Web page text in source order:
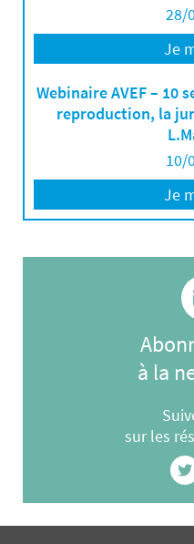
28/
Je
Webinaire AVEF – 10
reproduction, la
10/
Je
à la
sur les